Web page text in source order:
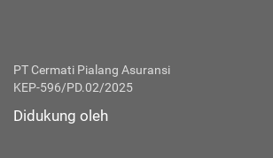
PT Cermati Pialang Asuransi
KEP-596/PD.02/2025
Didukung oleh